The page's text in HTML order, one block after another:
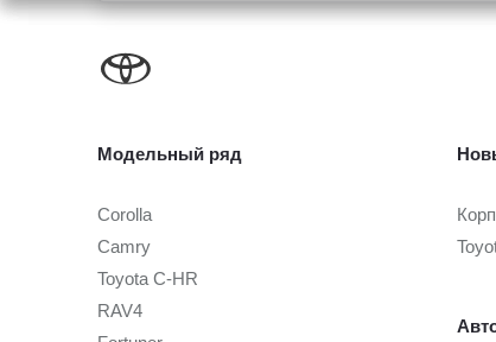
Модельный ряд
Corolla
Camry
Toyota C-HR
RAV4